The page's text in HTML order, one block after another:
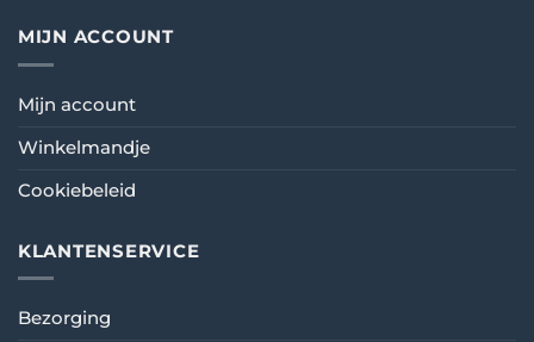
MIJN ACCOUNT
Mijn account
Winkelmandje
Cookiebeleid
KLANTENSERVICE
Bezorging